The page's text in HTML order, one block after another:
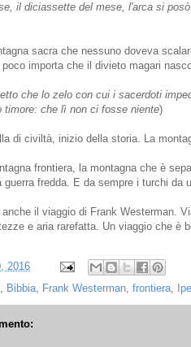
il diciassette del mese, l'arca si
sacra che nessuno doveva
importa che il divieto magari
che lo zelo con cui i sacerdoti
timore: che lì non ci fosse niente)
di civiltà, inizio della storia. La
frontiera, la montagna che è
guerra fredda. E da sempre i turchi da
il viaggio di Frank Westerman.
e aria rarefatta. Un viaggio che è
2016
, Bibbia, Frank Westerman, frontiera,